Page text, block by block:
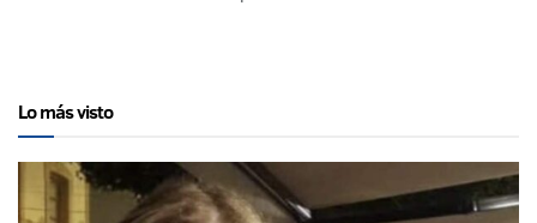
Lo más visto